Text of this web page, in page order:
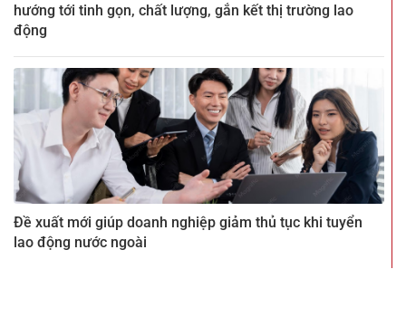
hướng tới tinh gọn, chất lượng, gắn kết thị trường lao
động
Đề xuất mới giúp doanh nghiệp giảm thủ tục khi tuyển
lao động nước ngoài